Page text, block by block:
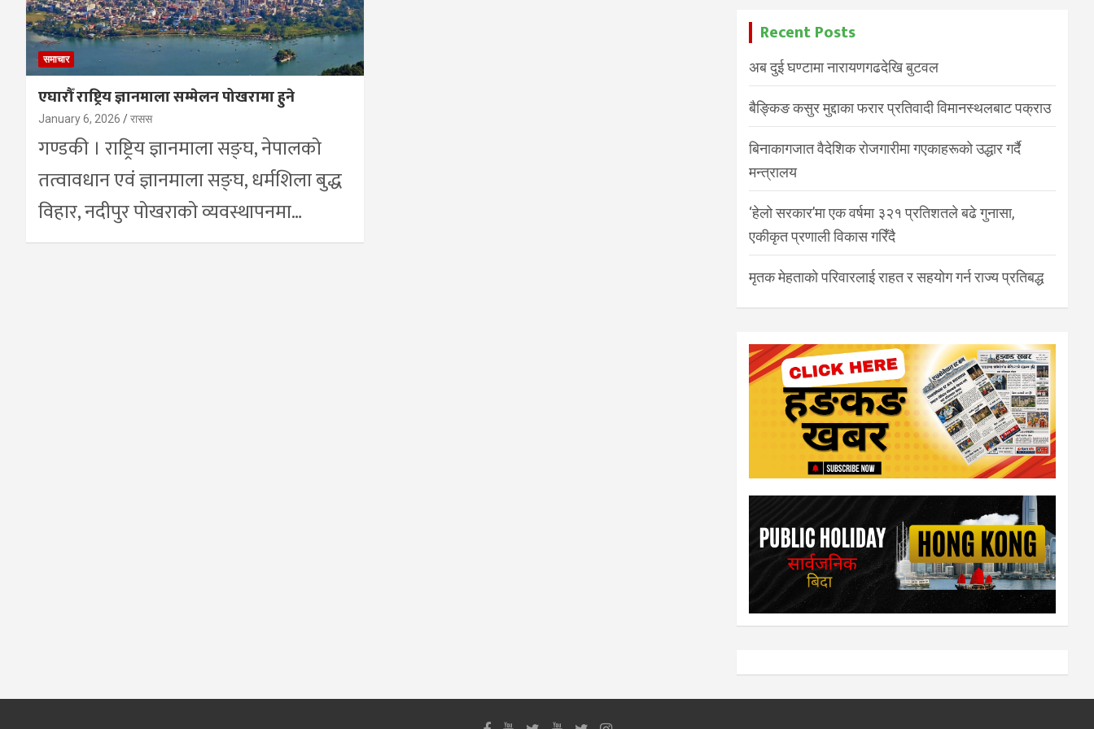
समाचार
एघारौँ राष्ट्रिय ज्ञानमाला सम्मेलन पोखरामा हुने
January 6, 2026 रासस
गण्डकी । राष्ट्रिय ज्ञानमाला सङ्घ, नेपालको
तत्वावधान एवं ज्ञानमाला सङ्घ, धर्मशिला बुद्ध
विहार, नदीपुर पोखराको व्यवस्थापनमा…
Recent Posts
अब दुई घण्टामा नारायणगढदेखि बुटवल
बैङ्किङ कसुर मुद्दाका फरार प्रतिवादी विमानस्थलबाट पक्राउ
बिनाकागजात वैदेशिक रोजगारीमा गएकाहरूको उद्धार गर्दै
मन्त्रालय
‘हेलो सरकार’मा एक वर्षमा ३२१ प्रतिशतले बढे गुनासा,
एकीकृत प्रणाली विकास गरिँदै
मृतक मेहताको परिवारलाई राहत र सहयोग गर्न राज्य प्रतिबद्ध